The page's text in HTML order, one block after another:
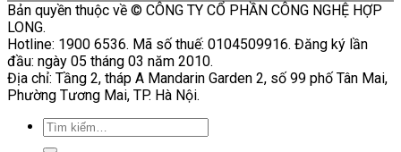
Bản quyền thuộc về © CÔNG TY CỔ PHẦN CÔNG NGHỆ HỢP
LONG.
Hotline: 1900 6536. Mã số thuế: 0104509916. Đăng ký lần
đầu: ngày 05 tháng 03 năm 2010.
Địa chỉ: Tầng 2, tháp A Mandarin Garden 2, số 99 phố Tân Mai,
Phường Tương Mai, TP. Hà Nội.
Tìm
kiếm: